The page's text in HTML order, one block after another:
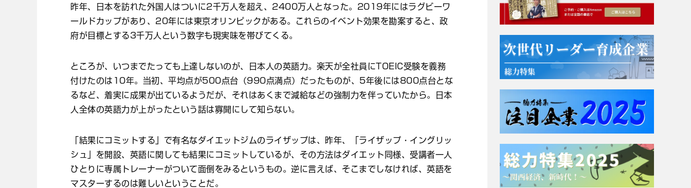
昨年、日本を訪れた外国人はついに2千万人を超え、2400万人となった。2019年にはラグビーワ
ールドカップがあり、20年には東京オリンピックがある。これらのイベント効果を勘案すると、政
府が目標とする3千万人という数字も現実味を帯びてくる。
ところが、いつまでたっても上達しないのが、日本人の英語力。楽天が全社員にTOEIC受験を義務
付けたのは10年。当初、平均点が500点台（990点満点）だったものが、5年後には800点台とな
るなど、着実に成果が出ているようだが、それはあくまで減給などの強制力を伴っていたから。日本
人全体の英語力が上がったという話は寡聞にして知らない。
「結果にコミットする」で有名なダイエットジムのライザップは、昨年、「ライザップ・イングリッ
シュ」を開設、英語に関しても結果にコミットしているが、その方法はダイエット同様、受講者一人
ひとりに専属トレーナーがついて面倒をみるというもの。逆に言えば、そこまでしなければ、英語を
マスターするのは難しいということだ。